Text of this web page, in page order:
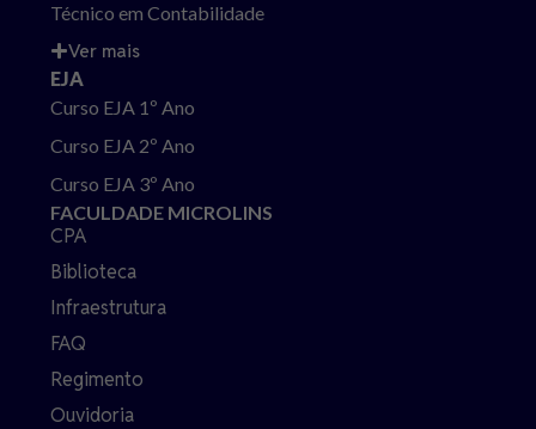
Técnico em Contabilidade
Ver mais
EJA
Curso EJA 1º Ano
Curso EJA 2º Ano
Curso EJA 3º Ano
FACULDADE MICROLINS
CPA
Biblioteca
Infraestrutura
FAQ
Regimento
Ouvidoria